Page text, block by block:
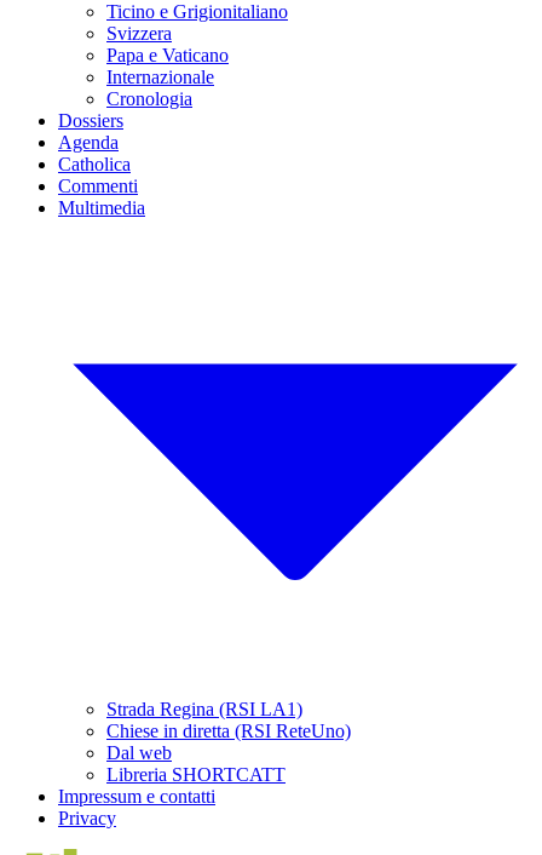
Ticino e Grigionitaliano
Svizzera
Papa e Vaticano
Internazionale
Cronologia
Dossiers
Agenda
Catholica
Commenti
Multimedia
Strada Regina (RSI LA1)
Chiese in diretta (RSI ReteUno)
Dal web
Libreria SHORTCATT
Impressum e contatti
Privacy